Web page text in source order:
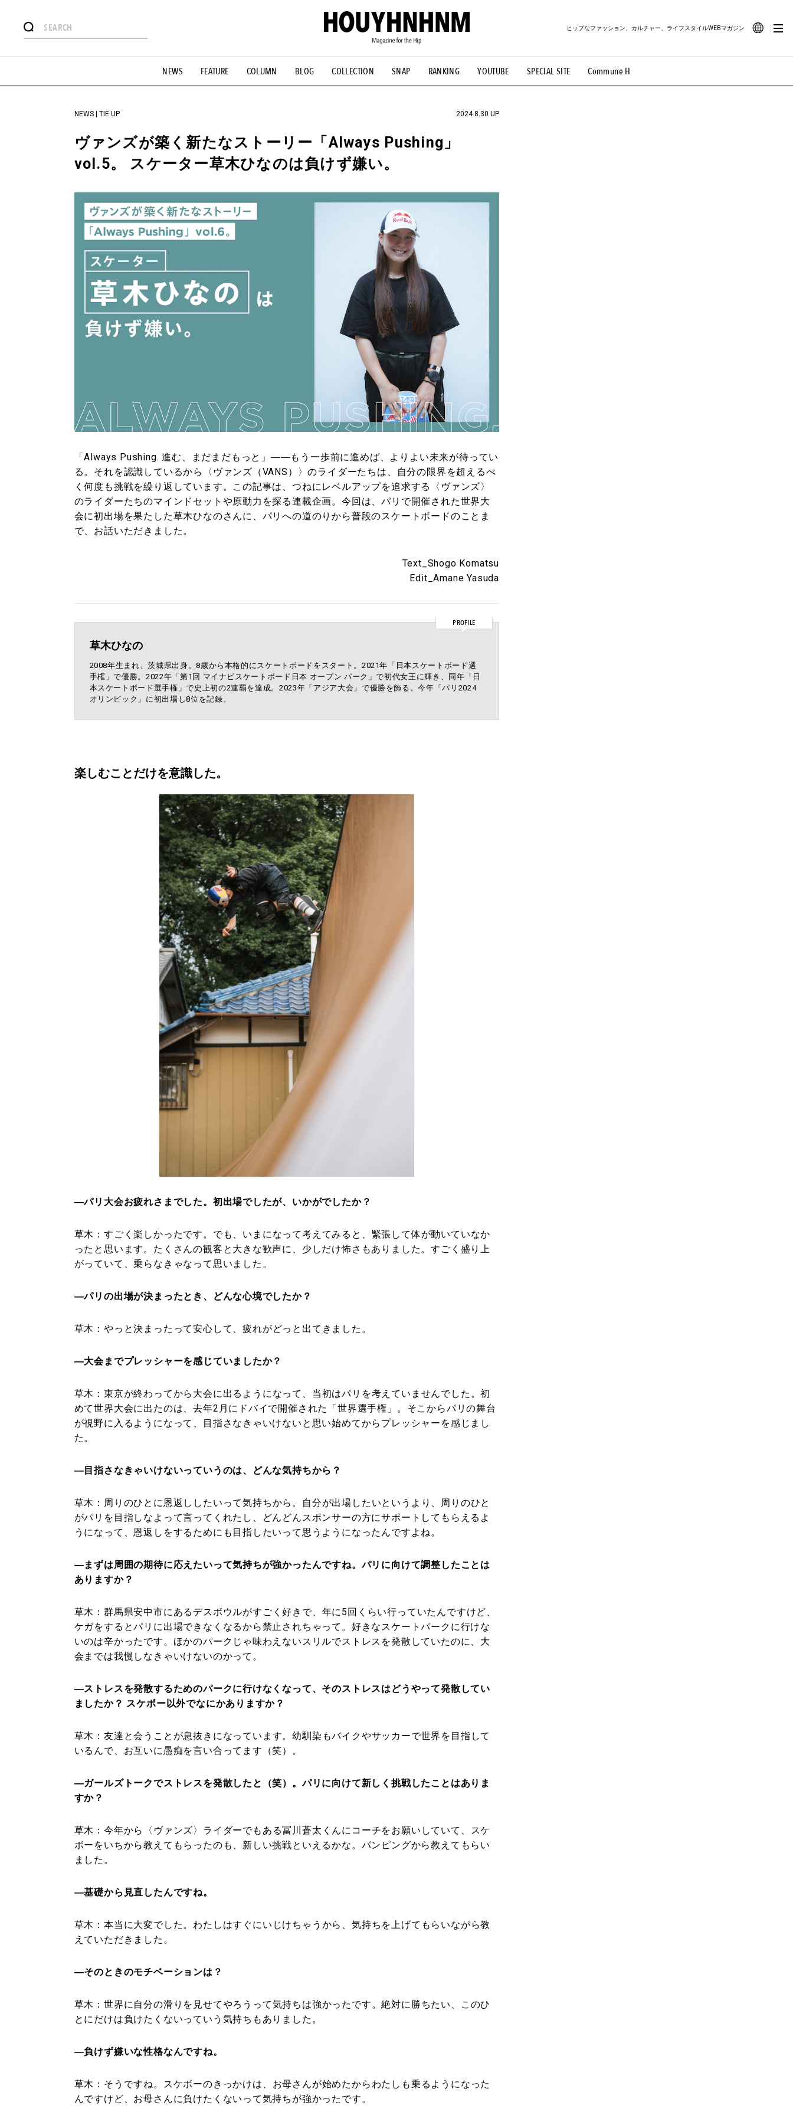
NEWS FEATURE COLUMN BLOG COLLECTION SNAP RANKING YOUTUBE SPECIAL SITE Commune H
ヒップなファッション、カルチャー、ライフスタイルWEBマガジン
#憧れの逸品 #ESSENTIAL DESIGNS #古着サミット #NEW VINTAGE #マイナーグッド図鑑 #路地裏てぃーん。 #MONTHLY JOURNAL
#GH 銘品の所以 #フイナムのYouTube #Commune H #FOCUS IT #AH.H #ととけん #FASHION #MUSIC #MOVIE #LIFESTYLE #SNEAKER #OUTDOOR
#HANDSOME HANDBOOK
NEWS | TIE UP 2024.8.30 UP
ヴァンズが築く新たなストーリー「Always Pushing」
vol.5。 スケーター草木ひなのは負けず嫌い。
「Always Pushing. 進む、まだまだもっと」――もう一歩前に進めば、よりよい未来が待ってい
る。それを認識しているから〈ヴァンズ（VANS）〉のライダーたちは、自分の限界を超えるべ
く何度も挑戦を繰り返しています。この記事は、つねにレベルアップを追求する〈ヴァンズ〉
のライダーたちのマインドセットや原動力を探る連載企画。今回は、パリで開催された世界大
会に初出場を果たした草木ひなのさんに、パリへの道のりから普段のスケートボードのことま
で、お話いただきました。
Text_Shogo Komatsu
Edit_Amane Yasuda
PROFILE
草木ひなの
2008年生まれ、茨城県出身。8歳から本格的にスケートボードをスタート。2021年「日本スケートボード選
手権」で優勝。2022年「第1回 マイナビスケートボード日本 オープン パーク」で初代女王に輝き、同年「日
本スケートボード選手権」で史上初の2連覇を達成。2023年「アジア大会」で優勝を飾る。今年「パリ2024
オリンピック」に初出場し8位を記録。
楽しむことだけを意識した。
―パリ大会お疲れさまでした。初出場でしたが、いかがでしたか？
草木： すごく楽しかったです。でも、いまになって考えてみると、緊張して体が動いていなか
ったと思います。たくさんの観客と大きな歓声に、少しだけ怖さもありました。すごく盛り上
がっていて、乗らなきゃなって思いました。
―パリの出場が決まったとき、どんな心境でしたか？
草木： やっと決まったって安心して、疲れがどっと出てきました。
―大会までプレッシャーを感じていましたか？
草木： 東京が終わってから大会に出るようになって、当初はパリを考えていませんでした。初
めて世界大会に出たのは、去年2月にドバイで開催された「世界選手権」。そこからパリの舞台
が視野に入るようになって、目指さなきゃいけないと思い始めてからプレッシャーを感じまし
た。
―目指さなきゃいけないっていうのは、どんな気持ちから？
草木： 周りのひとに恩返ししたいって気持ちから。自分が出場したいというより、周りのひと
がパリを目指しなよって言ってくれたし、どんどんスポンサーの方にサポートしてもらえるよ
うになって、恩返しをするためにも目指したいって思うようになったんですよね。
―まずは周囲の期待に応えたいって気持ちが強かったんですね。パリに向けて調整したことは
ありますか？
草木： 群馬県安中市にあるデスボウルがすごく好きで、年に5回くらい行っていたんですけど、
ケガをするとパリに出場できなくなるから禁止されちゃって。好きなスケートパークに行けな
いのは辛かったです。ほかのパークじゃ味わえないスリルでストレスを発散していたのに、大
会までは我慢しなきゃいけないのかって。
―ストレスを発散するためのパークに行けなくなって、そのストレスはどうやって発散してい
ましたか？ スケボー以外でなにかありますか？
草木： 友達と会うことが息抜きになっています。幼馴染もバイクやサッカーで世界を目指して
いるんで、お互いに愚痴を言い合ってます（笑）。
―ガールズトークでストレスを発散したと（笑）。パリに向けて新しく挑戦したことはありま
すか？
草木： 今年から〈ヴァンズ〉ライダーでもある冨川蒼太くんにコーチをお願いしていて、スケ
ボーをいちから教えてもらったのも、新しい挑戦といえるかな。パンピングから教えてもらい
ました。
―基礎から見直したんですね。
草木： 本当に大変でした。わたしはすぐにいじけちゃうから、気持ちを上げてもらいながら教
えていただきました。
―そのときのモチベーションは？
草木： 世界に自分の滑りを見せてやろうって気持ちは強かったです。絶対に勝ちたい、このひ
とにだけは負けたくないっていう気持ちもありました。
―負けず嫌いな性格なんですね。
草木： そうですね。スケボーのきっかけは、お母さんが始めたからわたしも乗るようになった
んですけど、お母さんに負けたくないって気持ちが強かったです。